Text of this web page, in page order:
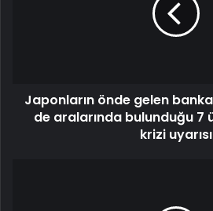
Japonların önde gelen
de aralarında bulunduğu 7
krizi uyarısı